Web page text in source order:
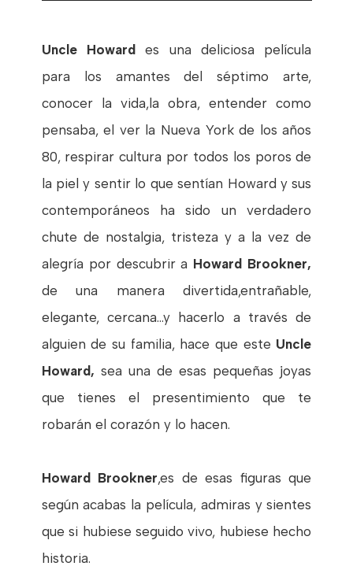
Uncle Howardes una deliciosa película
para los amantes del séptimo arte,
conocer la vida,la obra, entender como
pensaba, el ver la Nueva York de los años
80, respirar cultura por todos los poros de
la piel y sentir lo que sentían Howard y sus
contemporáneos ha sido un verdadero
chute de nostalgia, tristeza y a la vez de
alegría por descubrir a Howard Brookner,
de una manera divertida,entrañable,
elegante, cercana...y hacerlo a través de
alguien de su familia, hace que este Uncle
Howard, sea una de esas pequeñas joyas
que tienes el presentimiento que te
robarán el corazón y lo hacen.
Howard Brookner,es de esas figuras que
según acabas la película, admiras y sientes
que si hubiese seguido vivo, hubiese hecho
historia.